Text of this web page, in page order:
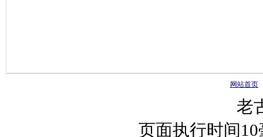
网站首页
老
页面执行时间